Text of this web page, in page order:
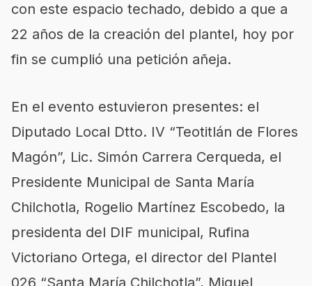
con este espacio techado, debido a que a
22 años de la creación del plantel, hoy por
fin se cumplió una petición añeja.
En el evento estuvieron presentes: el
Diputado Local Dtto. IV “Teotitlán de Flores
Magón”, Lic. Simón Carrera Cerqueda, el
Presidente Municipal de Santa María
Chilchotla, Rogelio Martínez Escobedo, la
presidenta del DIF municipal, Rufina
Victoriano Ortega, el director del Plantel
026 “Santa María Chilchotla”, Miguel